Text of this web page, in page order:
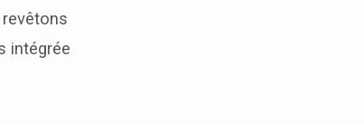
intégrée